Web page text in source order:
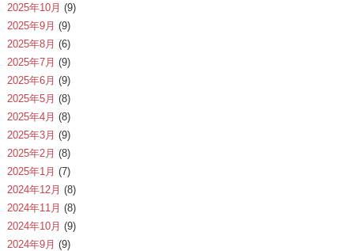
2025年10月 (9)
2025年9月 (9)
2025年8月 (6)
2025年7月 (9)
2025年6月 (9)
2025年5月 (8)
2025年4月 (8)
2025年3月 (9)
2025年2月 (8)
2025年1月 (7)
2024年12月 (8)
2024年11月 (8)
2024年10月 (9)
2024年9月 (9)